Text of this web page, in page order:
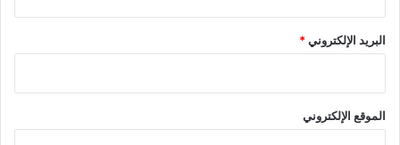
البريد الإلكتروني*
الموقع الإلكتروني